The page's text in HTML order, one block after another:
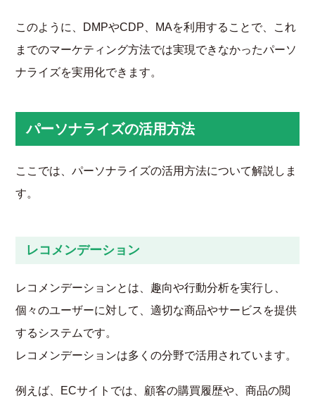
このように、DMPやCDP、MAを利用することで、これ
までのマーケティング方法では実現できなかったパーソ
ナライズを実用化できます。
パーソナライズの活用方法
ここでは、パーソナライズの活用方法について解説しま
す。
レコメンデーション
レコメンデーションとは、趣向や行動分析を実行し、
個々のユーザーに対して、適切な商品やサービスを提供
するシステムです。
レコメンデーションは多くの分野で活用されています。
例えば、ECサイトでは、顧客の購買履歴や、商品の閲